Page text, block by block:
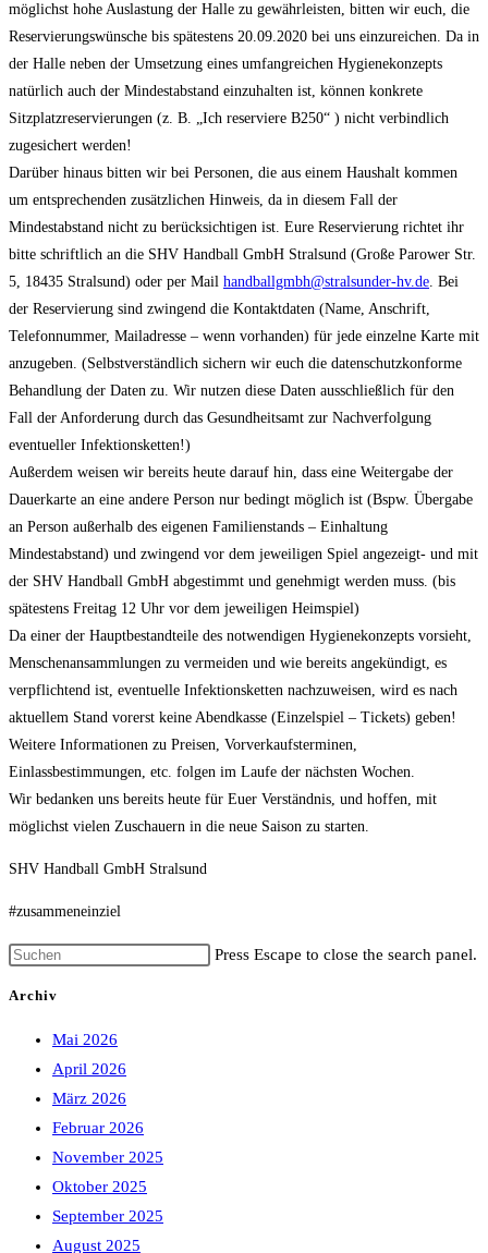
möglichst hohe Auslastung der Halle zu gewährleisten, bitten wir euch, die
Reservierungswünsche bis spätestens 20.09.2020 bei uns einzureichen. Da in
der Halle neben der Umsetzung eines umfangreichen Hygienekonzepts
natürlich auch der Mindestabstand einzuhalten ist, können konkrete
Sitzplatzreservierungen (z. B. „Ich reserviere B250“ ) nicht verbindlich
zugesichert werden!
Darüber hinaus bitten wir bei Personen, die aus einem Haushalt kommen
um entsprechenden zusätzlichen Hinweis, da in diesem Fall der
Mindestabstand nicht zu berücksichtigen ist. Eure Reservierung richtet ihr
bitte schriftlich an die SHV Handball GmbH Stralsund (Große Parower Str.
5, 18435 Stralsund) oder per Mail handballgmbh@stralsunder-hv.de. Bei
der Reservierung sind zwingend die Kontaktdaten (Name, Anschrift,
Telefonnummer, Mailadresse – wenn vorhanden) für jede einzelne Karte mit
anzugeben. (Selbstverständlich sichern wir euch die datenschutzkonforme
Behandlung der Daten zu. Wir nutzen diese Daten ausschließlich für den
Fall der Anforderung durch das Gesundheitsamt zur Nachverfolgung
eventueller Infektionsketten!)
Außerdem weisen wir bereits heute darauf hin, dass eine Weitergabe der
Dauerkarte an eine andere Person nur bedingt möglich ist (Bspw. Übergabe
an Person außerhalb des eigenen Familienstands – Einhaltung
Mindestabstand) und zwingend vor dem jeweiligen Spiel angezeigt- und mit
der SHV Handball GmbH abgestimmt und genehmigt werden muss. (bis
spätestens Freitag 12 Uhr vor dem jeweiligen Heimspiel)
Da einer der Hauptbestandteile des notwendigen Hygienekonzepts vorsieht,
Menschenansammlungen zu vermeiden und wie bereits angekündigt, es
verpflichtend ist, eventuelle Infektionsketten nachzuweisen, wird es nach
aktuellem Stand vorerst keine Abendkasse (Einzelspiel – Tickets) geben!
Weitere Informationen zu Preisen, Vorverkaufsterminen,
Einlassbestimmungen, etc. folgen im Laufe der nächsten Wochen.
Wir bedanken uns bereits heute für Euer Verständnis, und hoffen, mit
möglichst vielen Zuschauern in die neue Saison zu starten.
SHV Handball GmbH Stralsund
#zusammeneinziel
Press Escape to close the search panel.
Archiv
Mai 2026
April 2026
März 2026
Februar 2026
November 2025
Oktober 2025
September 2025
August 2025